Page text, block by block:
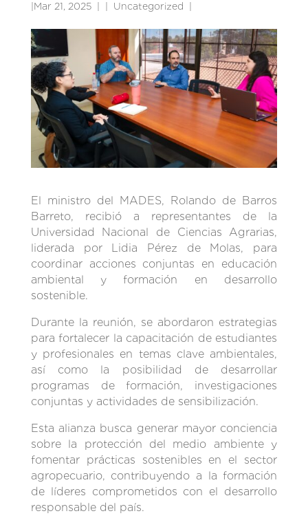
Mar 21, 2025 Uncategorized
El ministro del MADES, Rolando de Barros
Barreto, recibió a representantes de la
Universidad Nacional de Ciencias Agrarias,
liderada por Lidia Pérez de Molas, para
coordinar acciones conjuntas en educación
ambiental y formación en desarrollo
sostenible.
Durante la reunión, se abordaron estrategias
para fortalecer la capacitación de estudiantes
y profesionales en temas clave ambientales,
así como la posibilidad de desarrollar
programas de formación, investigaciones
conjuntas y actividades de sensibilización.
Esta alianza busca generar mayor conciencia
sobre la protección del medio ambiente y
fomentar prácticas sostenibles en el sector
agropecuario, contribuyendo a la formación
de líderes comprometidos con el desarrollo
responsable del país.